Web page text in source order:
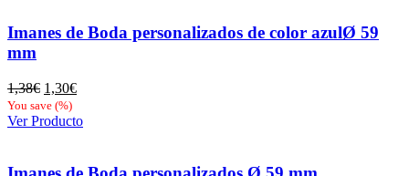
Imanes de Boda personalizados de color azulØ 59
mm
1,38€ El
precio
original
1,30€El
actual
You save (%)
Ver Producto